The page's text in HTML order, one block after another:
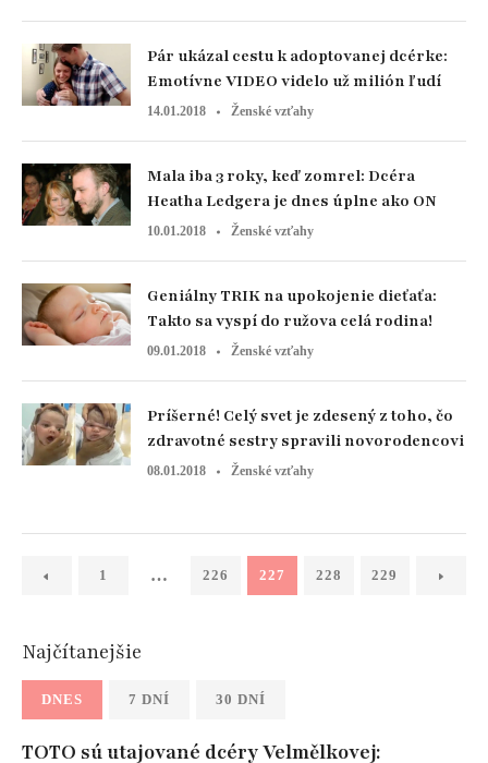
Pár ukázal cestu k adoptovanej dcérke:
Emotívne VIDEO videlo už milión ľudí
14.01.2018 Ženské vzťahy
Mala iba 3 roky, keď zomrel: Dcéra
Heatha Ledgera je dnes úplne ako ON
10.01.2018 Ženské vzťahy
Geniálny TRIK na upokojenie dieťaťa:
Takto sa vyspí do ružova celá rodina!
09.01.2018 Ženské vzťahy
Príšerné! Celý svet je zdesený z toho, čo
zdravotné sestry spravili novorodencovi
08.01.2018 Ženské vzťahy
1 … 226 227 228 229
Najčítanejšie
DNES 7 DNÍ 30 DNÍ
TOTO sú utajované dcéry Velmělkovej: